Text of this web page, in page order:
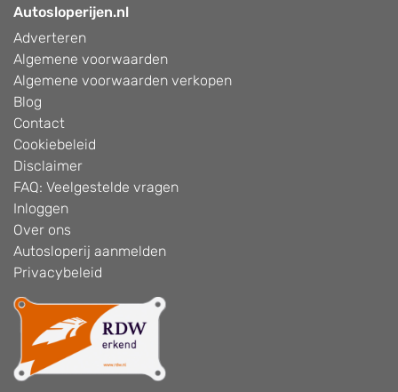
Autosloperijen.nl
Adverteren
Algemene voorwaarden
Algemene voorwaarden verkopen
Blog
Contact
Cookiebeleid
Disclaimer
FAQ: Veelgestelde vragen
Inloggen
Over ons
Autosloperij aanmelden
Privacybeleid